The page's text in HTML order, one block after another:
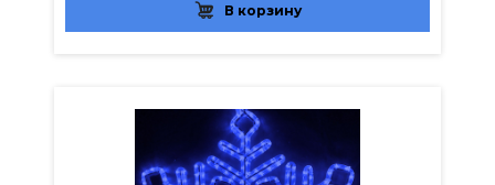
В корзину